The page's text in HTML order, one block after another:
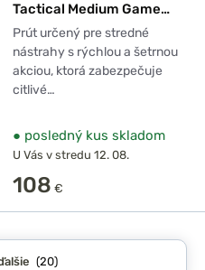
Tactical Medium Game
2,43m 15-45g
Prút určený pre stredné
nástrahy s rýchlou a šetrnou
akciou, ktorá zabezpečuje
citlivé…
● posledný kus skladom
U Vás v stredu 12. 08.
108 €
(20)